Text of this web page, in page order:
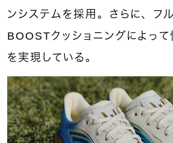
ンシステムを採用。さらに、フ
BOOSTクッショニングによっ
を実現している。